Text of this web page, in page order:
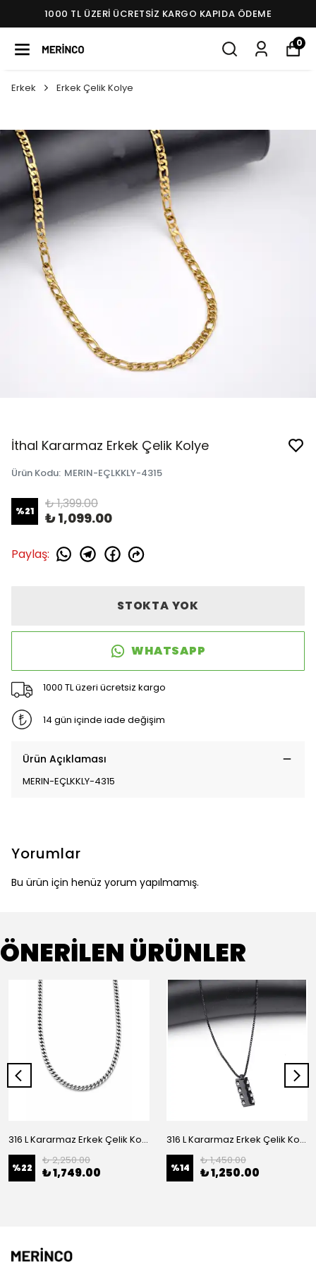
1000 TL ÜZERI ÜCRETSIZ KARGO KAPIDA ÖDEME
0
Erkek Erkek Çelik Kolye
İthal Kararmaz Erkek Çelik Kolye
Ürün Kodu: MERIN-EÇLKKLY-4315
%21 ₺ 1,399.00
₺ 1,099.00
Paylaş:
STOKTA YOK
WHATSAPP
1000 TL üzeri ücretsiz kargo
14 gün içinde iade değişim
Ürün Açıklaması
MERIN-EÇLKKLY-4315
Yorumlar
Bu ürün için henüz yorum yapılmamış.
ÖNERİLEN ÜRÜNLER
316 L Kararmaz Erkek Çelik Kolye
%22
₺ 2,250.00
₺ 1,749.00
316 L Kararmaz Erkek Çelik Kolye
%14
₺ 1,450.00
₺ 1,250.00